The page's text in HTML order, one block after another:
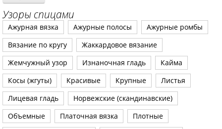
Узоры спицами
Ажурная вязка Ажурные полосы
Ажурные ромбы
Вязание по кругу
Жаккардовое вязание
Жемчужный узор
Изнаночная гладь
Кайма
Косы (жгуты)
Красивые Крупные
Листья
Лицевая гладь
Норвежские (скандинавские)
Объемные
Платочная вязка
Плотные